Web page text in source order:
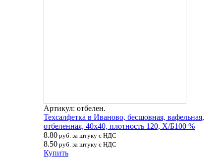
Артикул: отбелен.
Техсалфетка в Иваново, бесшовная, вафельная,
отбеленная, 40х40, плотность 120, Х/Б100 %
8.80 руб. за штуку с НДС
8.50 руб. за штуку с НДС
Купить